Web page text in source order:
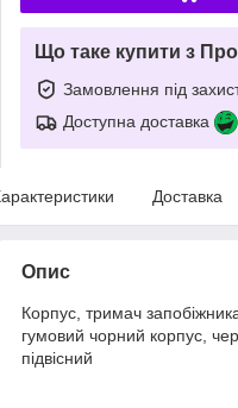
Що таке купити з
Замовлення під
Доступна доставка
Доставка
Опис
Корпус, тримач
гумовий чорний корпус,
підвісний